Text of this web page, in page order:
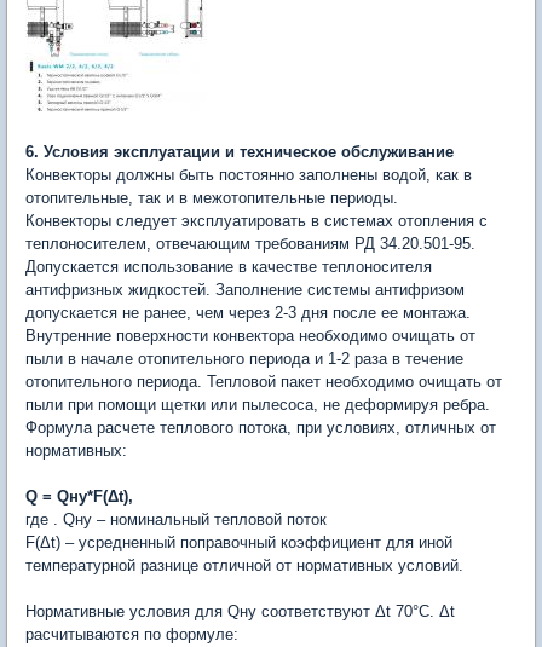
6. Условия эксплуатации и техническое обслуживание
Конвекторы должны быть постоянно заполнены водой, как в
отопительные, так и в межотопительные периоды.
Конвекторы следует эксплуатировать в системах отопления с
теплоносителем, отвечающим требованиям РД 34.20.501-95.
Допускается использование в качестве теплоносителя
антифризных жидкостей. Заполнение системы антифризом
допускается не ранее, чем через 2-3 дня после ее монтажа.
Внутренние поверхности конвектора необходимо очищать от
пыли в начале отопительного периода и 1-2 раза в течение
отопительного периода. Тепловой пакет необходимо очищать от
пыли при помощи щетки или пылесоса, не деформируя ребра.
Формула расчете теплового потока, при условиях, отличных от
нормативных:
Q = Qну*F(Δt),
где . Qну – номинальный тепловой поток
F(Δt) – усредненный поправочный коэффициент для иной
температурной разнице отличной от нормативных условий.
Нормативные условия для Qну соответствуют Δt 70°C. Δt
расчитываются по формуле: